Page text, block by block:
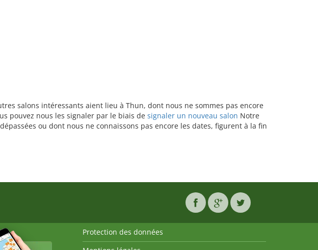
salons intéressants aient lieu à Thun, dont nous ne sommes pas encore
pouvez nous les signaler par le biais de signaler un nouveau salon Notre
ou dont nous ne connaissons pas encore les dates, figurent à la fin
Protection des données